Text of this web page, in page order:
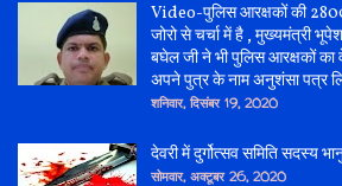
Video-पुलिस आरक्षकों की
जोरो से चर्चा में है , मुख्यमंत्री
बघेल जी ने भी पुलिस आरक्षकों
अपने पुत्र के नाम अनुशंसा पत्र
शनिवार, दिसंबर 19, 2020
देवरी में दुर्गोत्सव समिति सदस्य
सोमवार, अक्टूबर 26, 2020